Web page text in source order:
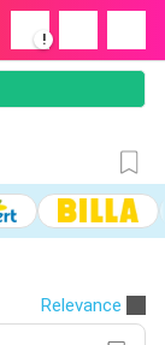
!
Relevance